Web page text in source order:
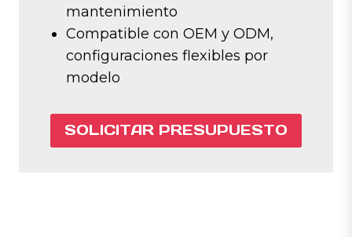
mantenimiento
Compatible con OEM y ODM,
configuraciones flexibles por
modelo
SOLICITAR PRESUPUESTO